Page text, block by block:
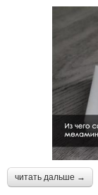
читать дальше →